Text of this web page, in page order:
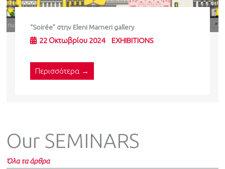
“Soirée” στην Eleni Marneri gallery
22 Οκτωβρίου 2024 EXHIBITIONS
Περισσότερα →
Our SEMINARS
Όλα τα άρθρα